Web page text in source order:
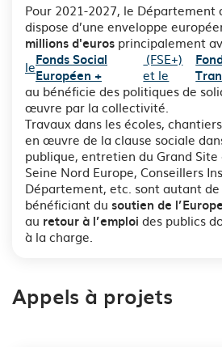
Pour 2021-2027, le Département
dispose d’une enveloppe
millions d'euros principalement
leFonds Social
Européen +
(FSE+)
et le
au bénéficie des politiques de
œuvre par la collectivité.
Travaux dans les écoles,
en œuvre de la clause sociale
publique, entretien du Grand Site
Seine Nord Europe, Conseillers
Département, etc. sont autant
bénéficiant du soutien de l’Europe
au retour à l’emploi des publics
à la charge.
Appels à projets